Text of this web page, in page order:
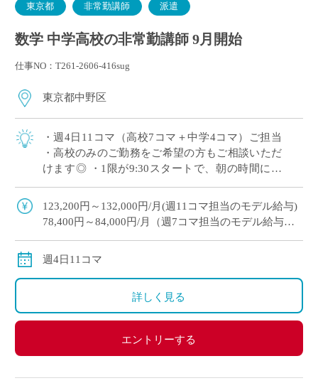
東京都 非常勤講師 派遣
数学 中学高校の非常勤講師 9月開始
仕事NO：T261-2606-416sug
東京都中野区
・週4日11コマ（高校7コマ＋中学4コマ）ご担当
・高校のみのご勤務をご希望の方もご相談いただ
けます◎ ・1限が9:30スタートで、朝の時間にゆ
限以外は時間割のご相談が可能 […]
123,200円～132,000円/月(週11コマ担当のモデル給与)
78,400円～84,000円/月（週7コマ担当のモデル給与）
交通費別途全額支給
週4日11コマ
詳しく見る
エントリーする